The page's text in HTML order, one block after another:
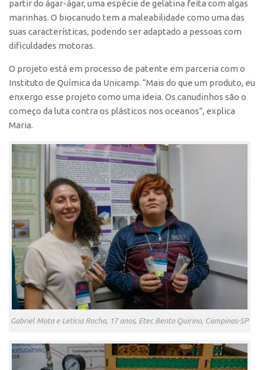
partir do ágar-ágar, uma espécie de gelatina feita com algas
marinhas. O biocanudo tem a maleabilidade como uma das
suas características, podendo ser adaptado a pessoas com
dificuldades motoras.
O projeto está em processo de patente em parceria com o
Instituto de Química da Unicamp. “Mais do que um produto, eu
enxergo esse projeto como uma ideia. Os canudinhos são o
começo da luta contra os plásticos nos oceanos”, explica
Maria.
Gabriel Mota e Letícia Rocha, 17 anos, Etec Bento Quirino, Campinas-SP